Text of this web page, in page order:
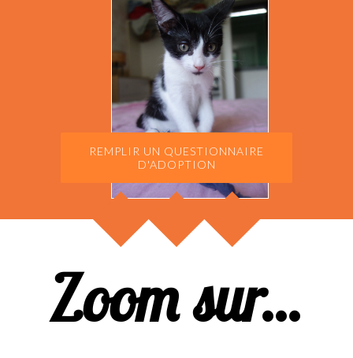
REMPLIR UN QUESTIONNAIRE
D'ADOPTION
Zoom sur...